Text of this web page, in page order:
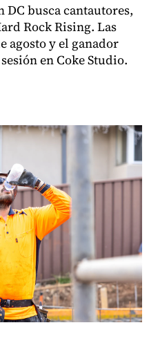
DC busca cantautores,
Rock Rising. Las
agosto y el ganador
en Coke Studio.